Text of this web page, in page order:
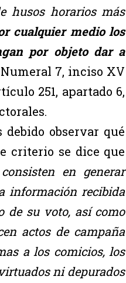
husos horarios más
cualquier medio los
por objeto dar a
Numeral 7, inciso XV
251, apartado 6,
debido observar qué
criterio se dice que
en generar
información recibida
de su voto, así como
actos de campaña
a los comicios, los
ni depurados